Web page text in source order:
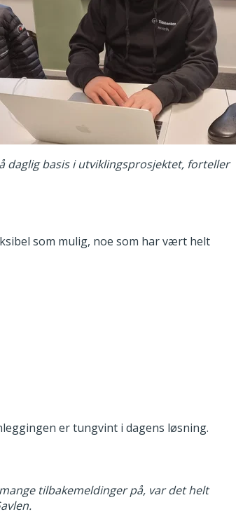
daglig basis i utviklingsprosjektet, forteller
som mulig, noe som har vært helt
er tungvint i dagens løsning.
tilbakemeldinger på, var det helt